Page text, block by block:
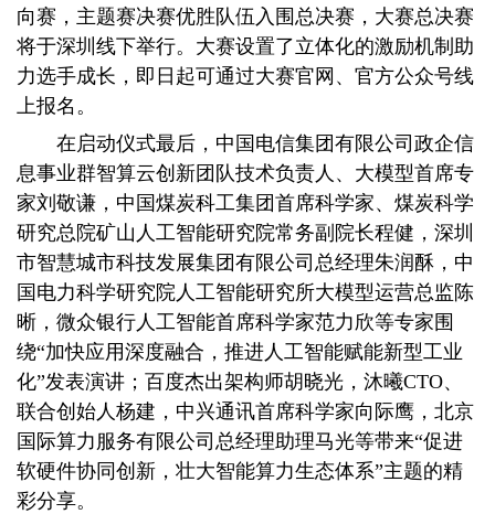
向赛，主题赛决赛优胜队伍入围总决赛，大赛总决赛
将于深圳线下举行。大赛设置了立体化的激励机制助
力选手成长，即日起可通过大赛官网、官方公众号线
上报名。
在启动仪式最后，中国电信集团有限公司政企信
息事业群智算云创新团队技术负责人、大模型首席专
家刘敬谦，中国煤炭科工集团首席科学家、煤炭科学
研究总院矿山人工智能研究院常务副院长程健，深圳
市智慧城市科技发展集团有限公司总经理朱润酥，中
国电力科学研究院人工智能研究所大模型运营总监陈
晰，微众银行人工智能首席科学家范力欣等专家围
绕“加快应用深度融合，推进人工智能赋能新型工业
化”发表演讲；百度杰出架构师胡晓光，沐曦CTO、
联合创始人杨建，中兴通讯首席科学家向际鹰，北京
国际算力服务有限公司总经理助理马光等带来“促进
软硬件协同创新，壮大智能算力生态体系”主题的精
彩分享。